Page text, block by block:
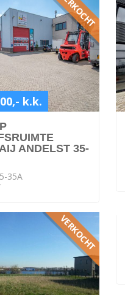
VERKOCHT
k.k.
ANDELST 35-
35A
VERKOCHT